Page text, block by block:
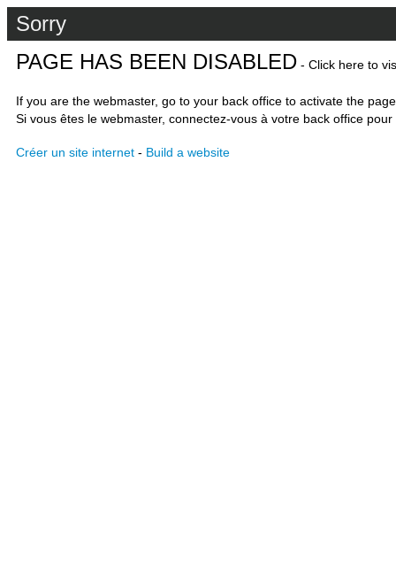
Sorry
PAGE HAS BEEN DISABLED - Click here to
If you are the webmaster, go to your back office to activate the
Si vous êtes le webmaster, connectez-vous à votre back office
Créer un site internet - Build a website